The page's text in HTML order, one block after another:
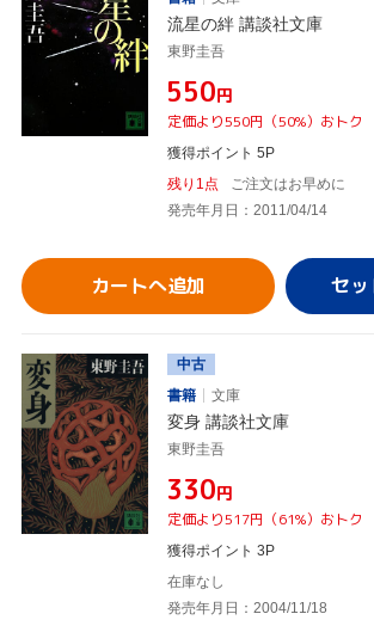
流星の絆 講談社文庫
東野圭吾
¥550円
定価より550円（50%）おトク
獲得ポイント 5P
残り1点
ご注文はお早めに
発売年月日：2011/04/14
カートへ追加
中古
書籍
文庫
変身 講談社文庫
東野圭吾
¥330円
定価より517円（61%）おトク
獲得ポイント 3P
在庫なし
発売年月日：2004/11/18